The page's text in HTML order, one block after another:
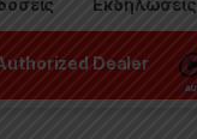
Dealer